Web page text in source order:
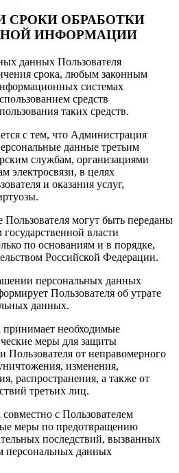
СРОКИ ОБРАБОТКИ
ИНФОРМАЦИИ
данных Пользователя
срока, любым законным
системах
средств
таких средств.
с тем, что Администрация
данные третьим
службам, организациями
электросвязи, в целях
и оказания услуг,
могут быть переданы
власти
по основаниям и в порядке,
Российской Федерации.
персональных данных
Пользователя об утрате
данных.
принимает необходимые
меры для защиты
Пользователя от неправомерного
изменения,
распространения, а также от
третьих лиц.
с Пользователем
меры по предотвращению
последствий, вызванных
персональных данных